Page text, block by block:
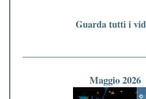
Guarda tutti i
Maggio 2026